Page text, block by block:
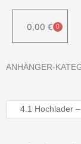
0,00 € 0
ANHÄNGER-